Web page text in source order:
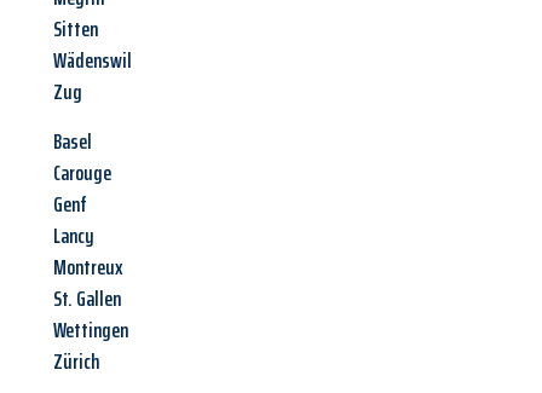
Sitten
Wädenswil
Zug
Basel
Carouge
Genf
Lancy
Montreux
St. Gallen
Wettingen
Zürich